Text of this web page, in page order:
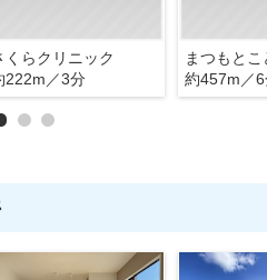
くらクリニック
222m／3分
約457m／